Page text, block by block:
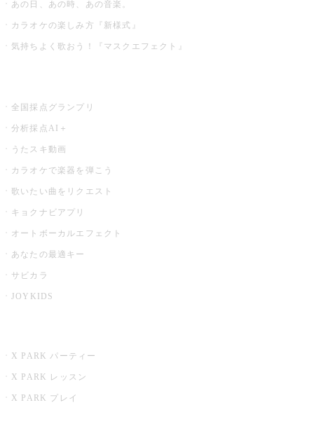
あの日、あの時、あの音楽。
カラオケの楽しみ方『新様式』
気持ちよく歌おう！『マスクエフェクト』
全国採点グランプリ
分析採点AI＋
うたスキ動画
カラオケで楽器を弾こう
歌いたい曲をリクエスト
キョクナビアプリ
オートボーカルエフェクト
あなたの最適キー
サビカラ
JOYKIDS
X PARK パーティー
X PARK レッスン
X PARK プレイ